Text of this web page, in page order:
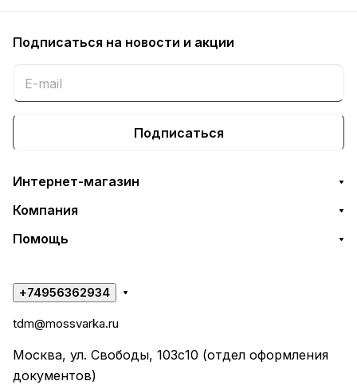
Подписаться на новости и акции
Подписаться
Интернет-магазин
Компания
Помощь
+74956362934
tdm@mossvarka.ru
Москва, ул. Свободы, 103с10 (отдел оформления
документов)